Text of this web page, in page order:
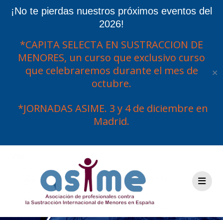
¡No te pierdas nuestros próximos eventos del
2026!
*CAPITA SELECTA EN SUSTRACCION DE
MENORES, un curso que exclusivo curso
que celebraremos durante el mes de
octubre.
*JORNADAS ASIME. 3 y 4 de diciembre en
Madrid.
✕
contenido